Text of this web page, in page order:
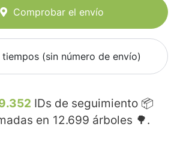
Comprobar el envío
(sin número de envío)
IDs de seguimiento 📦
en 12.699 árboles 🌳.